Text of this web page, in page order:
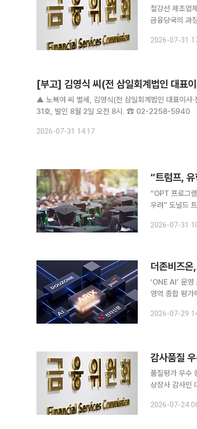
철강선 제조업
금융당국의 과
표를 작성·공
2026-07-31
[부고] 김영식 씨(전 삼일회계법인 대표
▲ 노복여 씨 별세, 김영식(전 삼일회계법인 대표이사
31호, 발인 8월 2일 오전 8시. ☎ 02-2258-5940
2026-07-31 14:17
“트럼프,
“OPT 프로그
우려” 도널드 트럼프 행정부가 미국 대학을 졸업한 외국인 유학생이 현지에서 취업할 때 10만달러
2026-07-31
‘ONE AI’ 운
영역 종합 평가해
2026-07-29
감사품질
품질평가 우수
상장사 감사인 대표·품질
기회를 열고,
2026-07-24